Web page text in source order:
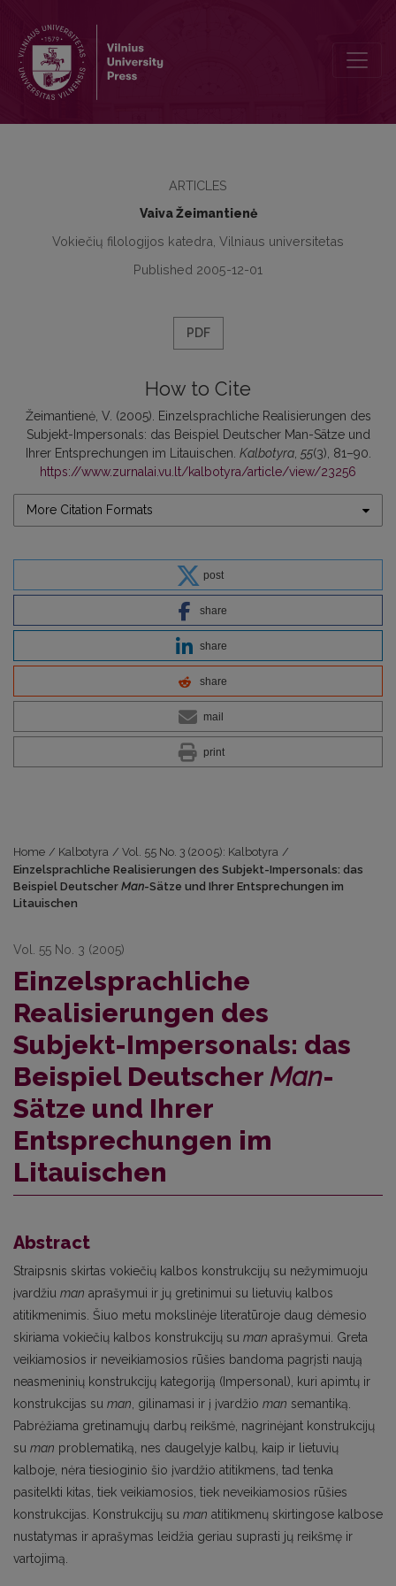
ARTICLES
Vaiva Žeimantienė
Vokiečių filologijos katedra, Vilniaus universitetas
Published 2005-12-01
PDF
How to Cite
Žeimantienė, V. (2005). Einzelsprachliche Realisierungen des
Subjekt-Impersonals: das Beispiel Deutscher Man-Sätze und
Ihrer Entsprechungen im Litauischen. Kalbotyra, 55(3), 81–90.
https://www.zurnalai.vu.lt/kalbotyra/article/view/23256
More Citation Formats
post
share
share
share
mail
print
Home / Kalbotyra / Vol. 55 No. 3 (2005): Kalbotyra /
Einzelsprachliche Realisierungen des Subjekt-Impersonals: das
Beispiel Deutscher Man-Sätze und Ihrer Entsprechungen im
Litauischen
Vol. 55 No. 3 (2005)
Einzelsprachliche
Realisierungen des
Subjekt-Impersonals: das
Beispiel Deutscher Man-
Sätze und Ihrer
Entsprechungen im
Litauischen
Abstract
Straipsnis skirtas vokiečių kalbos konstrukcijų su nežymimuoju
įvardžiu man aprašymui ir jų gretinimui su lietuvių kalbos
atitikmenimis. Šiuo metu mokslinėje literatūroje daug dėmesio
skiriama vokiečių kalbos konstrukcijų su man aprašymui. Greta
veikiamosios ir neveikiamosios rūšies bandoma pagrįsti naują
neasmeninių konstrukcijų kategoriją (Impersonal), kuri apimtų ir
konstrukcijas su man , gilinamasi ir į įvardžio man semantiką.
Pabrėžiama gretinamųjų darbų reikšmė, nagrinėjant konstrukcijų
su man problematiką, nes daugelyje kalbų, kaip ir lietuvių
kalboje, nėra tiesioginio šio įvardžio atitikmens, tad tenka
pasitelkti kitas, tiek veikiamosios, tiek neveikiamosios rūšies
konstrukcijas. Konstrukcijų su man atitikmenų skirtingose kalbose
nustatymas ir aprašymas leidžia geriau suprasti jų reikšmę ir
vartojimą.